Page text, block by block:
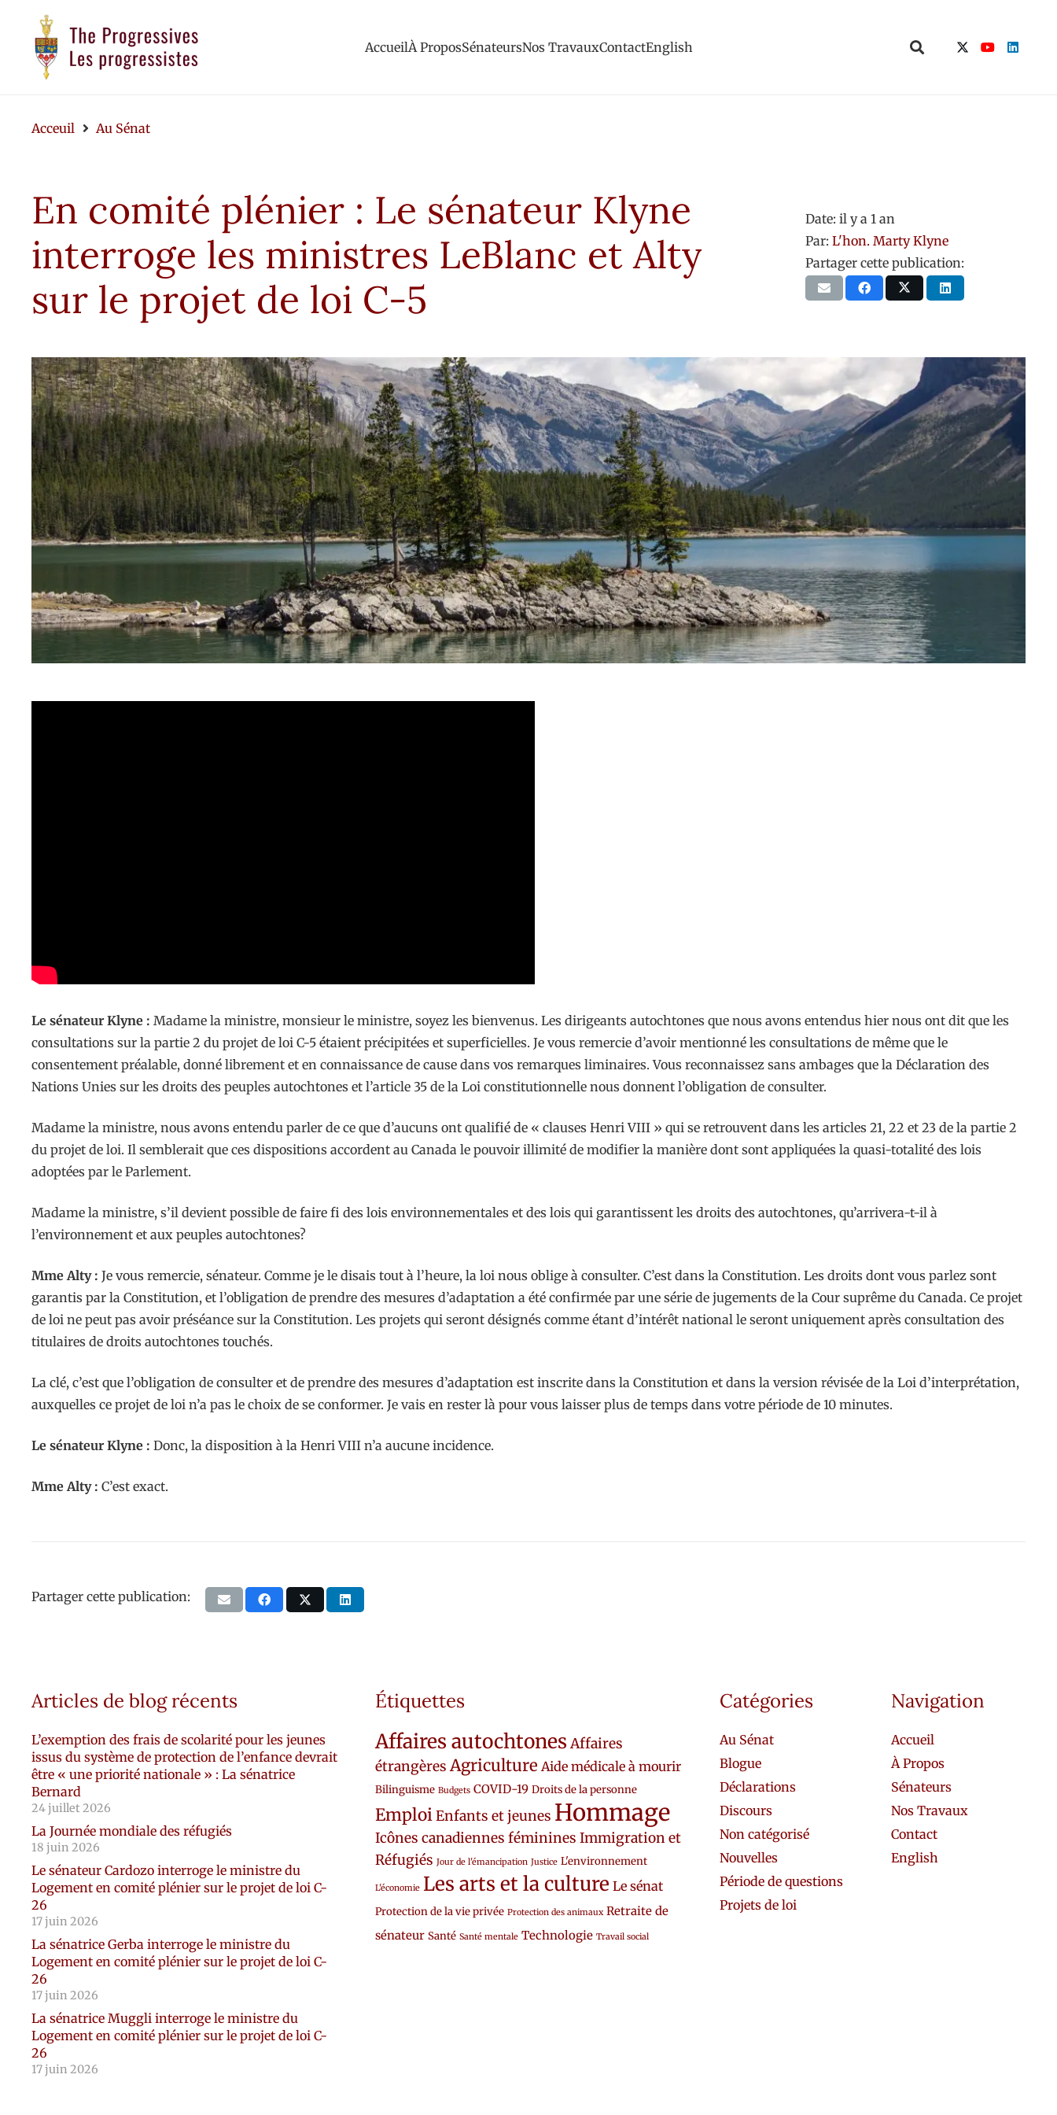
AccueilÀ ProposSénateursNos TravauxContactEnglish
Acceuil Au Sénat
En comité plénier : Le sénateur Klyne
interroge les ministres LeBlanc et Alty
sur le projet de loi C-5
Date: il y a 1 an
Par: L'hon. Marty Klyne
Partager cette publication:
Le sénateur Klyne : Madame la ministre, monsieur le ministre, soyez les bienvenus. Les dirigeants autochtones que nous avons entendus hier nous ont dit que les
consultations sur la partie 2 du projet de loi C-5 étaient précipitées et superficielles. Je vous remercie d’avoir mentionné les consultations de même que le
consentement préalable, donné librement et en connaissance de cause dans vos remarques liminaires. Vous reconnaissez sans ambages que la Déclaration des
Nations Unies sur les droits des peuples autochtones et l’article 35 de la Loi constitutionnelle nous donnent l’obligation de consulter.
Madame la ministre, nous avons entendu parler de ce que d’aucuns ont qualifié de « clauses Henri VIII » qui se retrouvent dans les articles 21, 22 et 23 de la partie 2
du projet de loi. Il semblerait que ces dispositions accordent au Canada le pouvoir illimité de modifier la manière dont sont appliquées la quasi-totalité des lois
adoptées par le Parlement.
Madame la ministre, s’il devient possible de faire fi des lois environnementales et des lois qui garantissent les droits des autochtones, qu’arrivera-t-il à
l’environnement et aux peuples autochtones?
Mme Alty : Je vous remercie, sénateur. Comme je le disais tout à l’heure, la loi nous oblige à consulter. C’est dans la Constitution. Les droits dont vous parlez sont
garantis par la Constitution, et l’obligation de prendre des mesures d’adaptation a été confirmée par une série de jugements de la Cour suprême du Canada. Ce projet
de loi ne peut pas avoir préséance sur la Constitution. Les projets qui seront désignés comme étant d’intérêt national le seront uniquement après consultation des
titulaires de droits autochtones touchés.
La clé, c’est que l’obligation de consulter et de prendre des mesures d’adaptation est inscrite dans la Constitution et dans la version révisée de la Loi d’interprétation,
auxquelles ce projet de loi n’a pas le choix de se conformer. Je vais en rester là pour vous laisser plus de temps dans votre période de 10 minutes.
Le sénateur Klyne : Donc, la disposition à la Henri VIII n’a aucune incidence.
Mme Alty : C’est exact.
Partager cette publication:
Articles de blog récents
L’exemption des frais de scolarité pour les jeunes
issus du système de protection de l’enfance devrait
être « une priorité nationale » : La sénatrice
Bernard
24 juillet 2026
La Journée mondiale des réfugiés
18 juin 2026
Le sénateur Cardozo interroge le ministre du
Logement en comité plénier sur le projet de loi C-
26
17 juin 2026
La sénatrice Gerba interroge le ministre du
Logement en comité plénier sur le projet de loi C-
26
17 juin 2026
La sénatrice Muggli interroge le ministre du
Logement en comité plénier sur le projet de loi C-
26
17 juin 2026
Étiquettes
Affaires autochtones Affaires
étrangères Agriculture Aide médicale à mourir
Bilinguisme Budgets COVID-19 Droits de la personne
EmploiEnfants et jeunes Hommage
Icônes canadiennes féminines Immigration et
Réfugiés Jour de l'émancipation Justice L'environnement
L'économie Les arts et la culture Le sénat
Protection de la vie privée Protection des animaux Retraite de
sénateur Santé Santé mentale Technologie Travail social
Catégories
Au Sénat
Blogue
Déclarations
Discours
Non catégorisé
Nouvelles
Période de questions
Projets de loi
Navigation
Accueil
À Propos
Sénateurs
Nos Travaux
Contact
English